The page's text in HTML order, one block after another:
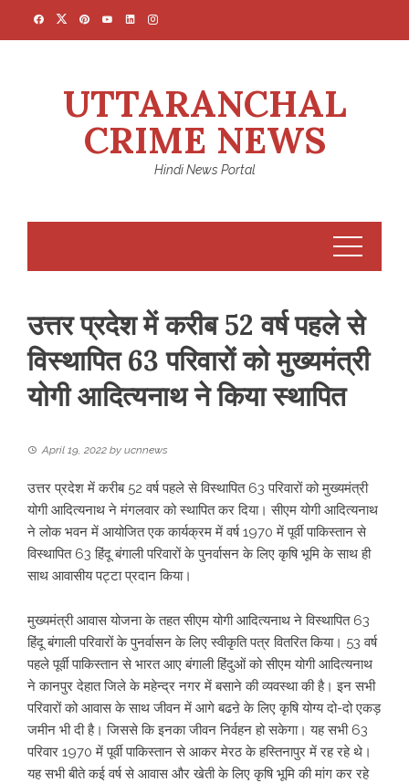
UTTARANCHAL
CRIME NEWS
Hindi News Portal
उत्तर प्रदेश में करीब 52 वर्ष पहले से
विस्थापित 63 परिवारों को मुख्यमंत्री
योगी आदित्यनाथ ने किया स्थापित
April 19, 2022 by ucnnews
उत्तर प्रदेश में करीब 52 वर्ष पहले से विस्थापित 63 परिवारों को मुख्यमंत्री
योगी आदित्यनाथ ने मंगलवार को स्थापित कर दिया। सीएम योगी आदित्यनाथ
ने लोक भवन में आयोजित एक कार्यक्रम में वर्ष 1970 में पूर्वी पाकिस्तान से
विस्थापित 63 हिंदू बंगाली परिवारों के पुनर्वासन के लिए कृषि भूमि के साथ ही
साथ आवासीय पट्टा प्रदान किया।
मुख्यमंत्री आवास योजना के तहत सीएम योगी आदित्यनाथ ने विस्थापित 63
हिंदू बंगाली परिवारों के पुनर्वासन के लिए स्वीकृति पत्र वितरित किया। 53 वर्ष
पहले पूर्वी पाकिस्तान से भारत आए बंगाली हिंदुओं को सीएम योगी आदित्यनाथ
ने कानपुर देहात जिले के महेन्द्र नगर में बसाने की व्यवस्था की है। इन सभी
परिवारों को आवास के साथ जीवन में आगे बढऩे के लिए कृषि योग्य दो-दो एकड़
जमीन भी दी है। जिससे कि इनका जीवन निर्वहन हो सकेगा। यह सभी 63
परिवार 1970 में पूर्वी पाकिस्तान से आकर मेरठ के हस्तिनापुर में रह रहे थे।
यह सभी बीते कई वर्ष से आवास और खेती के लिए कृषि भूमि की मांग कर रहे